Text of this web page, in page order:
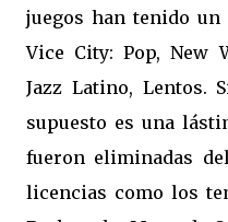
juegos han tenido
Vice City: Pop, New
Jazz Latino, Lentos.
supuesto es una
fueron eliminadas
licencias como los